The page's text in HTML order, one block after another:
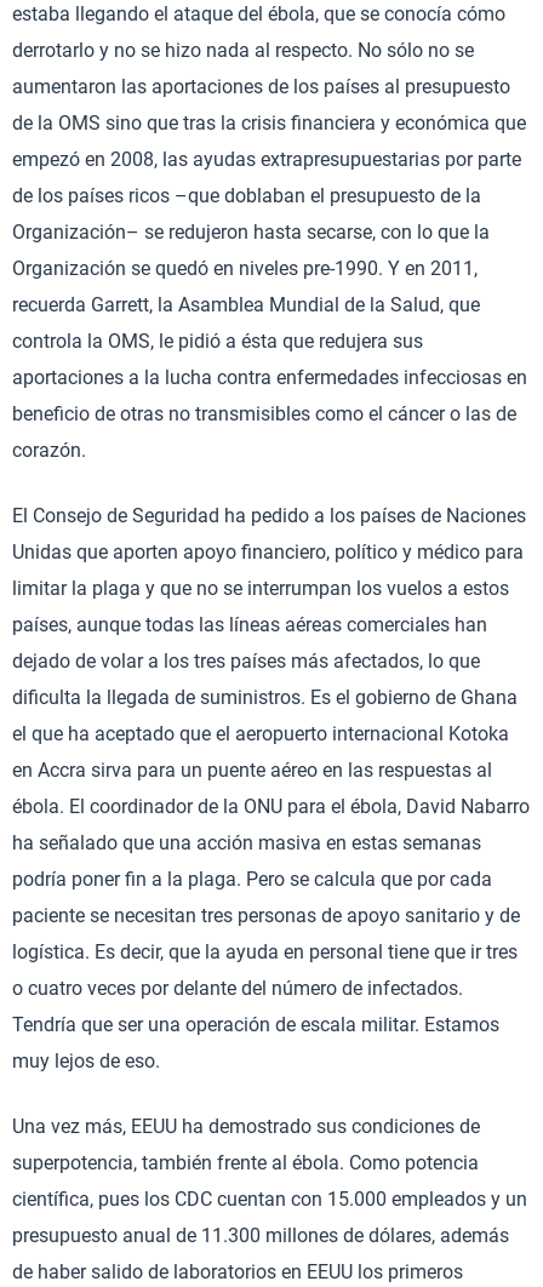
estaba llegando el ataque del ébola, que se conocía cómo
derrotarlo y no se hizo nada al respecto. No sólo no se
aumentaron las aportaciones de los países al presupuesto
de la OMS sino que tras la crisis financiera y económica que
empezó en 2008, las ayudas extrapresupuestarias por parte
de los países ricos –que doblaban el presupuesto de la
Organización– se redujeron hasta secarse, con lo que la
Organización se quedó en niveles pre-1990. Y en 2011,
recuerda Garrett, la Asamblea Mundial de la Salud, que
controla la OMS, le pidió a ésta que redujera sus
aportaciones a la lucha contra enfermedades infecciosas en
beneficio de otras no transmisibles como el cáncer o las de
corazón.
El Consejo de Seguridad ha pedido a los países de Naciones
Unidas que aporten apoyo financiero, político y médico para
limitar la plaga y que no se interrumpan los vuelos a estos
países, aunque todas las líneas aéreas comerciales han
dejado de volar a los tres países más afectados, lo que
dificulta la llegada de suministros. Es el gobierno de Ghana
el que ha aceptado que el aeropuerto internacional Kotoka
en Accra sirva para un puente aéreo en las respuestas al
ébola. El coordinador de la ONU para el ébola, David Nabarro
ha señalado que una acción masiva en estas semanas
podría poner fin a la plaga. Pero se calcula que por cada
paciente se necesitan tres personas de apoyo sanitario y de
logística. Es decir, que la ayuda en personal tiene que ir tres
o cuatro veces por delante del número de infectados.
Tendría que ser una operación de escala militar. Estamos
muy lejos de eso.
Una vez más, EEUU ha demostrado sus condiciones de
superpotencia, también frente al ébola. Como potencia
científica, pues los CDC cuentan con 15.000 empleados y un
presupuesto anual de 11.300 millones de dólares, además
de haber salido de laboratorios en EEUU los primeros